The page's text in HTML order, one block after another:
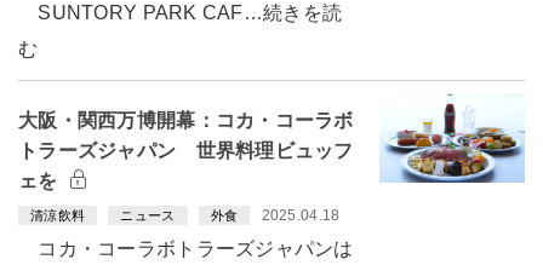
SUNTORY PARK CAF…続きを読
む
大阪・関西万博開幕：コカ・コーラボ
トラーズジャパン 世界料理ビュッフ
ェを
清涼飲料 ニュース 外食 2025.04.18
コカ・コーラボトラーズジャパンは